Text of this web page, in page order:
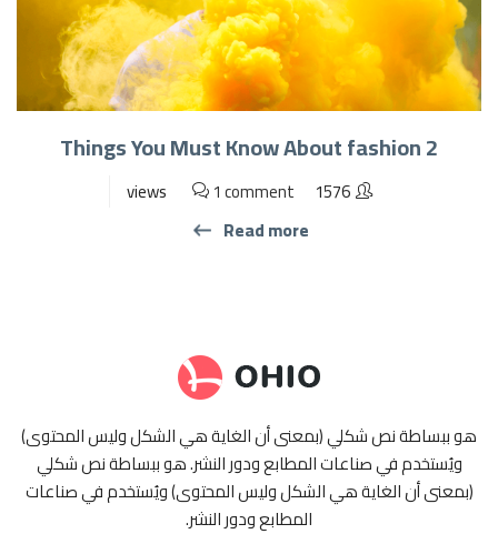
2 Things You Must Know About fashion
1576 views
1 comment
Read more
هو ببساطة نص شكلي (بمعنى أن الغاية هي الشكل وليس المحتوى)
ويُستخدم في صناعات المطابع ودور النشر. هو ببساطة نص شكلي
(بمعنى أن الغاية هي الشكل وليس المحتوى) ويُستخدم في صناعات
المطابع ودور النشر.